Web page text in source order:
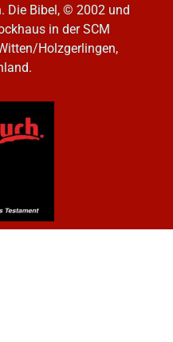
Die Bibel, © 2002 und
in der SCM
Holzgerlingen,